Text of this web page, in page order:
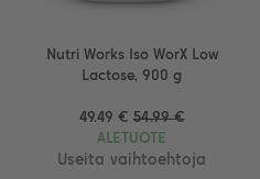
Nutri Works Iso WorX Low
Lactose, 900 g
49.49 € 54.99 €
ALETUOTE
Useita vaihtoehtoja